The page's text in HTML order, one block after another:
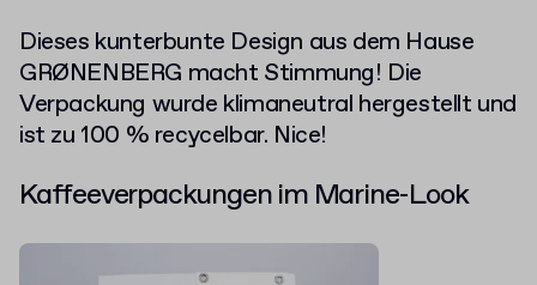
Dieses kunterbunte Design aus dem Hause
GRØNENBERG macht Stimmung! Die
Verpackung wurde klimaneutral hergestellt und
ist zu 100 % recycelbar. Nice!
Kaffeeverpackungen im Marine-Look